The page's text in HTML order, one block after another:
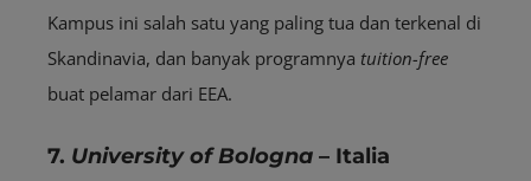
Kampus ini salah satu yang paling tua dan terkenal di
Skandinavia, dan banyak programnya tuition-free
buat pelamar dari EEA.
7. University of Bologna – Italia